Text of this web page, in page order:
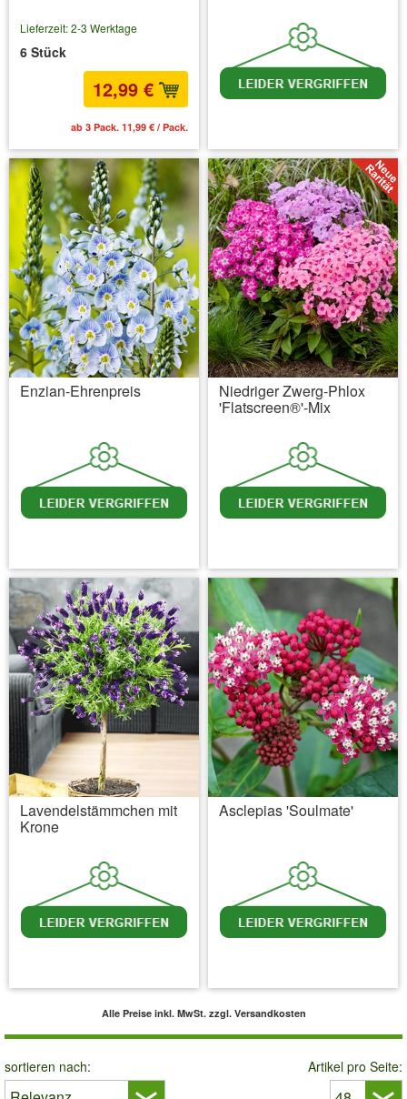
Lieferzeit: 2-3 Werktage
6 Stück
12,99 €
ab 3 Pack. 11,99 € / Pack.
Enzian-Ehrenpreis Niedriger Zwerg-Phlox
'Flatscreen®'-Mix
Lavendelstämmchen mit
Krone
Asclepias 'Soulmate'
Alle Preise inkl. MwSt. zzgl. Versandkosten
sortieren nach: Artikel pro Seite: